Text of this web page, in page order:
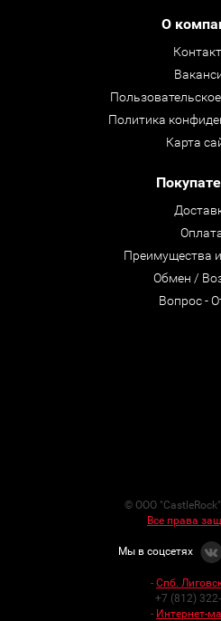
О
Политика
Карта
Преимущества
Обмен /
Вопрос -
© ООО
Все права
Мы в соцсетях
- Спб.
+7 (812)
- Интернет-